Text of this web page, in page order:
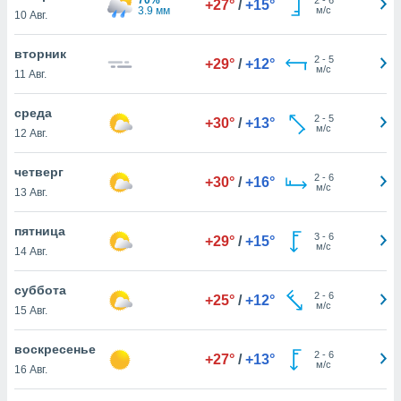
действия
рекламу
нашей
cookie
cookie
в
нашего
10 Авг.
3.9 мм
+27° / +15°
м/с
вторник
11 Авг.
+29° / +12° 2- 5
м/с
среда
12 Авг.
+30° / +13° 2- 5
м/с
четверг
13 Авг.
+30° / +16° 2- 6
м/с
пятница
14 Авг.
+29° / +15° 3- 6
м/с
суббота
15 Авг.
+25° / +12° 2- 6
м/с
воскресенье
16 Авг.
+27° / +13° 2- 6
м/с